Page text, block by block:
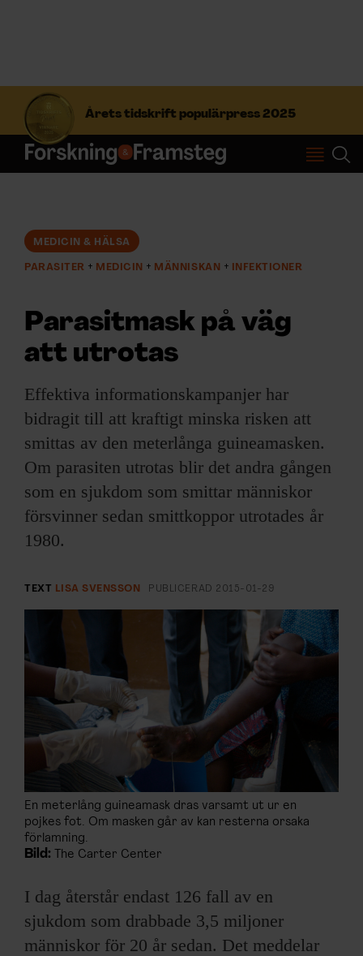
Årets tidskrift populärpress 2025
S
f
t
Prenumerera
ÄMNEN
ARKIV & E-TIDNING
LYSSNA/PODD
EVENEMANG & RESOR
SHOP
KONTAKTA F&F
SKRIV I F&F
ANNONSERA I F&F
OM F&F
MEDICIN & HÄLSA
PARASITER MEDICIN MÄNNISKAN INFEKTIONER
Parasitmask på väg
att utrotas
Effektiva informationskampanjer har
bidragit till att kraftigt minska risken att
smittas av den meterlånga guineamasken.
Om parasiten utrotas blir det andra gången
som en sjukdom som smittar människor
försvinner sedan smittkoppor utrotades år
1980.
TEXT LISA SVENSSON PUBLICERAD 2015-01-29
En meterlång guineamask dras varsamt ut ur en
pojkes fot. Om masken går av kan resterna orsaka
förlamning.
Bild: The Carter Center
I dag återstår endast 126 fall av en
sjukdom som drabbade 3,5 miljoner
människor för 20 år sedan. Det meddelar